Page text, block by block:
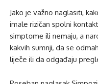
Jako je važno naglasiti,
imale rizičan spolni
simptome ili nemaju, a
kakvih sumnji, da se
liječe ili da odgađaju